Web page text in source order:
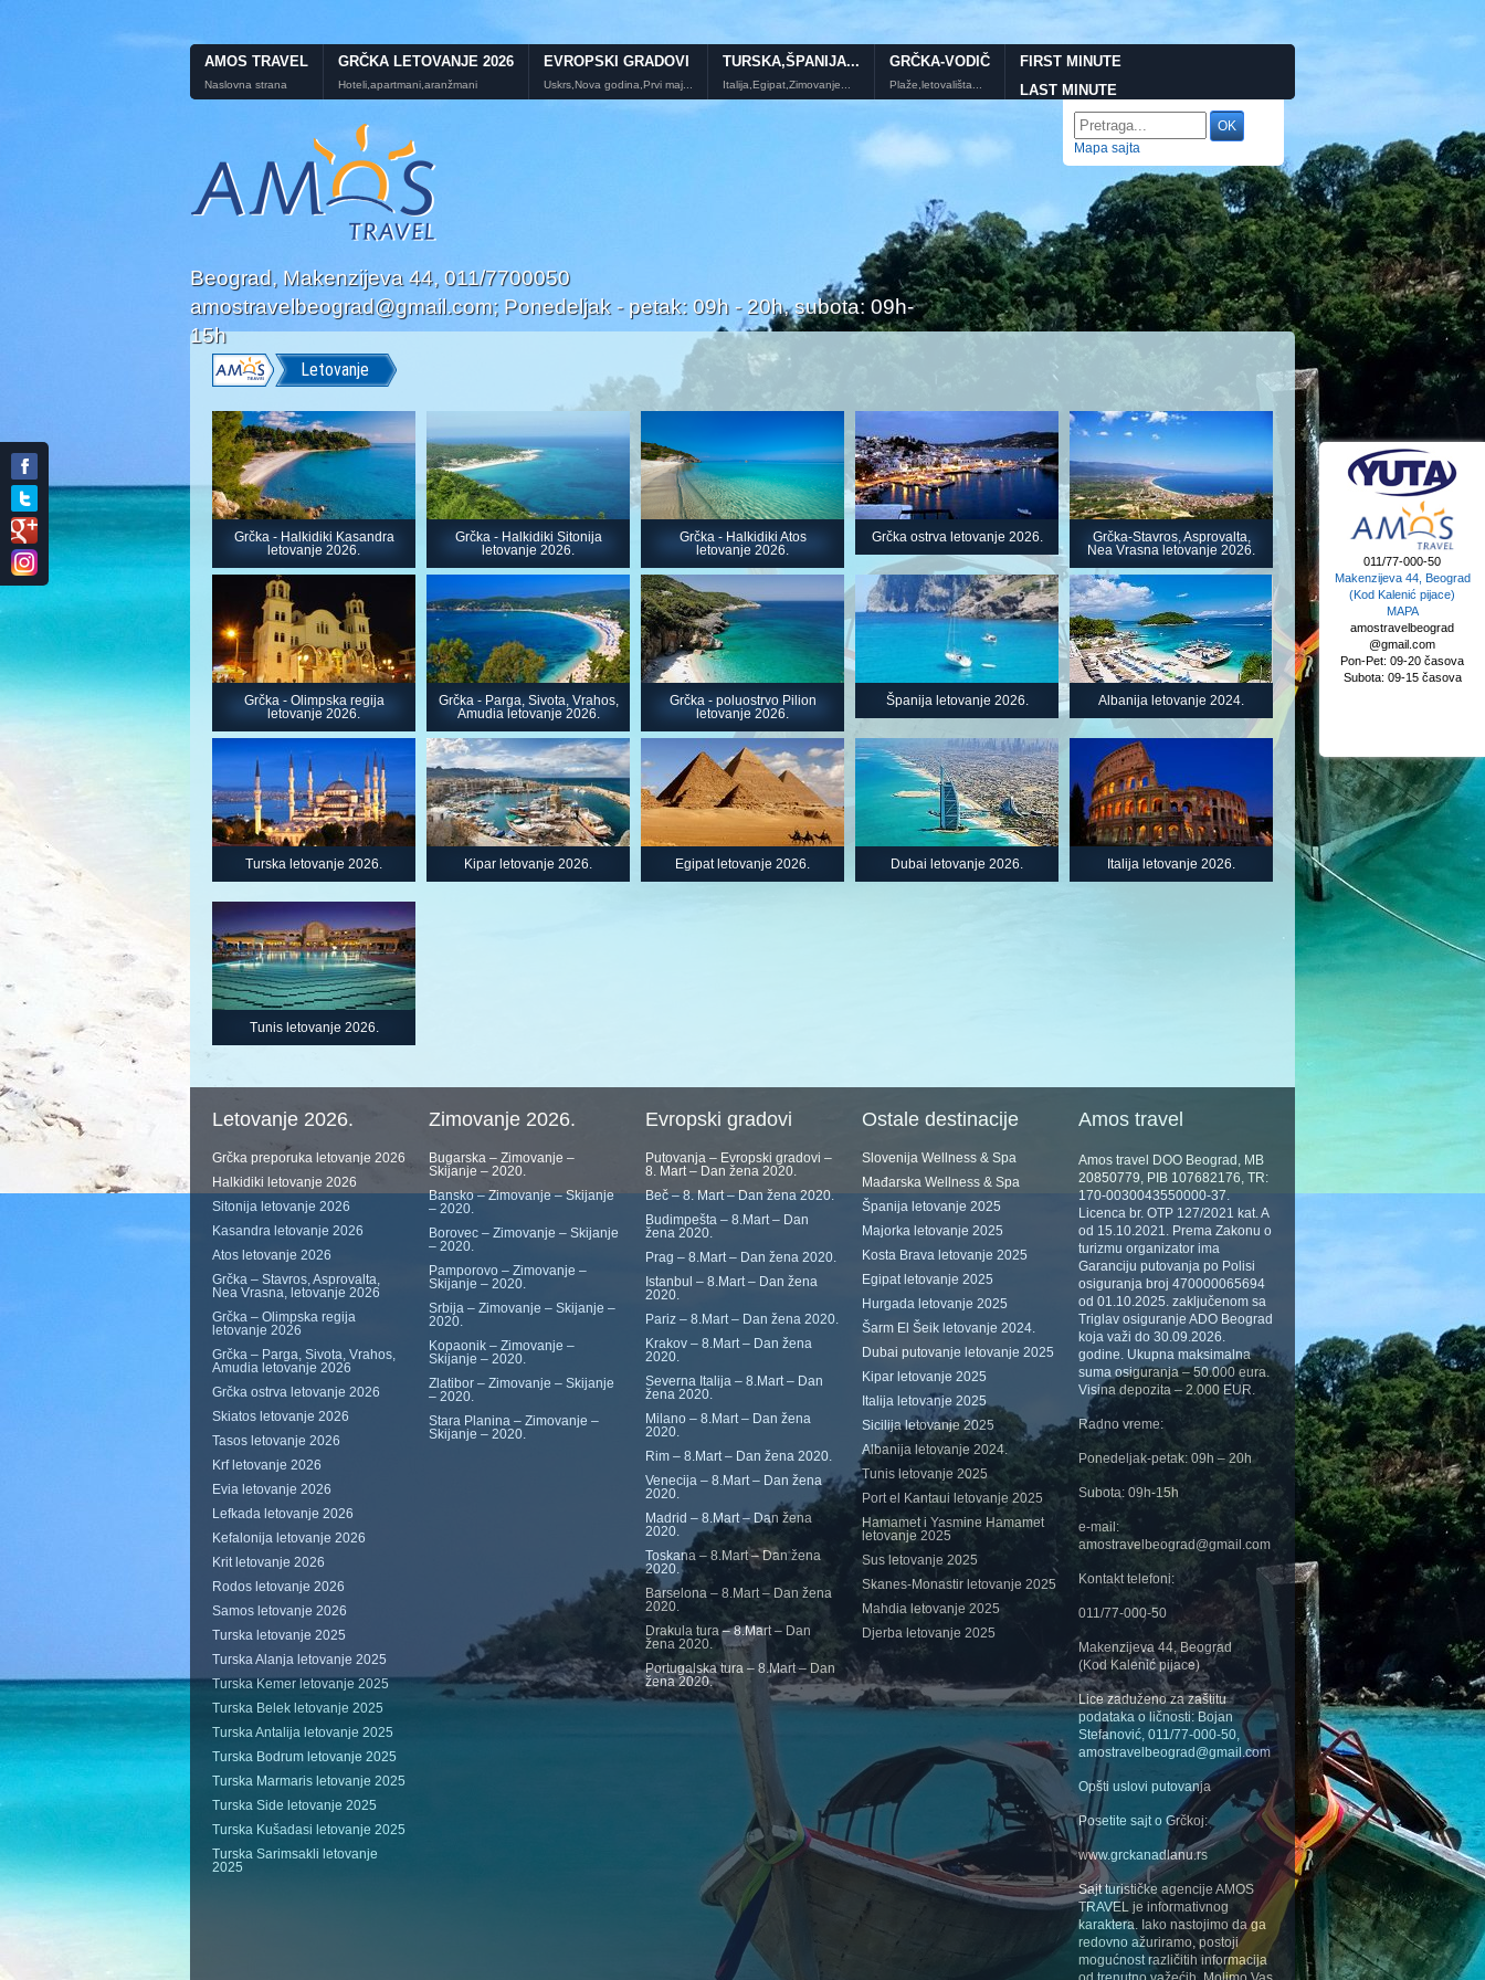
AMOS TRAVEL
Naslovna strana
GRČKA LETOVANJE 2026
Hoteli,apartmani,aranžmani
EVROPSKI GRADOVI
Uskrs,Nova godina,Prvi maj...
TURSKA,ŠPANIJA...
Italija,Egipat,Zimovanje...
GRČKA-VODIČ
Plaže,letovališta...
FIRST MINUTE
LAST MINUTE
Beograd, Makenzijeva 44, 011/7700050
amostravelbeograd@gmail.com; Ponedeljak - petak: 09h - 20h, subota: 09h-
15h
Mapa sajta
Letovanje
Grčka - Halkidiki Kasandra
letovanje 2026.
Grčka - Halkidiki Sitonija
letovanje 2026.
Grčka - Halkidiki Atos
letovanje 2026.
Grčka ostrva letovanje 2026.
Grčka-Stavros, Asprovalta,
Nea Vrasna letovanje 2026.
Grčka - Olimpska regija
letovanje 2026.
Grčka - Parga, Sivota, Vrahos,
Amudia letovanje 2026.
Grčka - poluostrvo Pilion
letovanje 2026.
Španija letovanje 2026. Albanija letovanje 2024.
Turska letovanje 2026. Kipar letovanje 2026. Egipat letovanje 2026. Dubai letovanje 2026. Italija letovanje 2026.
Tunis letovanje 2026.
Letovanje 2026.
Grčka preporuka letovanje 2026
Halkidiki letovanje 2026
Sitonija letovanje 2026
Kasandra letovanje 2026
Atos letovanje 2026
Grčka – Stavros, Asprovalta,
Nea Vrasna, letovanje 2026
Grčka – Olimpska regija
letovanje 2026
Grčka – Parga, Sivota, Vrahos,
Amudia letovanje 2026
Grčka ostrva letovanje 2026
Skiatos letovanje 2026
Tasos letovanje 2026
Krf letovanje 2026
Evia letovanje 2026
Lefkada letovanje 2026
Kefalonija letovanje 2026
Krit letovanje 2026
Rodos letovanje 2026
Samos letovanje 2026
Turska letovanje 2025
Turska Alanja letovanje 2025
Turska Kemer letovanje 2025
Turska Belek letovanje 2025
Turska Antalija letovanje 2025
Turska Bodrum letovanje 2025
Turska Marmaris letovanje 2025
Turska Side letovanje 2025
Turska Kušadasi letovanje 2025
Turska Sarimsakli letovanje
2025
Zimovanje 2026.
Bugarska – Zimovanje –
Skijanje – 2020.
Bansko – Zimovanje – Skijanje
– 2020.
Borovec – Zimovanje – Skijanje
– 2020.
Pamporovo – Zimovanje –
Skijanje – 2020.
Srbija – Zimovanje – Skijanje –
2020.
Kopaonik – Zimovanje –
Skijanje – 2020.
Zlatibor – Zimovanje – Skijanje
– 2020.
Stara Planina – Zimovanje –
Skijanje – 2020.
Evropski gradovi
Putovanja – Evropski gradovi –
8. Mart – Dan žena 2020.
Beč – 8. Mart – Dan žena 2020.
Budimpešta – 8.Mart – Dan
žena 2020.
Prag – 8.Mart – Dan žena 2020.
Istanbul – 8.Mart – Dan žena
2020.
Pariz – 8.Mart – Dan žena 2020.
Krakov – 8.Mart – Dan žena
2020.
Severna Italija – 8.Mart – Dan
žena 2020.
Milano – 8.Mart – Dan žena
2020.
Rim – 8.Mart – Dan žena 2020.
Venecija – 8.Mart – Dan žena
2020.
Madrid – 8.Mart – Dan žena
2020.
Toskana – 8.Mart – Dan žena
2020.
Barselona – 8.Mart – Dan žena
2020.
Drakula tura – 8.Mart – Dan
žena 2020.
Portugalska tura – 8.Mart – Dan
žena 2020.
Ostale destinacije
Slovenija Wellness & Spa
Mađarska Wellness & Spa
Španija letovanje 2025
Majorka letovanje 2025
Kosta Brava letovanje 2025
Egipat letovanje 2025
Hurgada letovanje 2025
Šarm El Šeik letovanje 2024.
Dubai putovanje letovanje 2025
Kipar letovanje 2025
Italija letovanje 2025
Sicilija letovanje 2025
Albanija letovanje 2024.
Tunis letovanje 2025
Port el Kantaui letovanje 2025
Hamamet i Yasmine Hamamet
letovanje 2025
Sus letovanje 2025
Skanes-Monastir letovanje 2025
Mahdia letovanje 2025
Djerba letovanje 2025
Amos travel
Amos travel DOO Beograd, MB
20850779, PIB 107682176, TR:
170-0030043550000-37.
Licenca br. OTP 127/2021 kat. A
od 15.10.2021. Prema Zakonu o
turizmu organizator ima
Garanciju putovanja po Polisi
osiguranja broj 470000065694
od 01.10.2025. zaključenom sa
Triglav osiguranje ADO Beograd
koja važi do 30.09.2026.
godine. Ukupna maksimalna
suma osiguranja – 50.000 eura.
Visina depozita – 2.000 EUR.
Radno vreme:
Ponedeljak-petak: 09h – 20h
Subota: 09h-15h
e-mail:
amostravelbeograd@gmail.com
Kontakt telefoni:
011/77-000-50
Makenzijeva 44, Beograd
(Kod Kalenić pijace)
Lice zaduženo za zaštitu
podataka o ličnosti: Bojan
Stefanović, 011/77-000-50,
amostravelbeograd@gmail.com
Opšti uslovi putovanja
Posetite sajt o Grčkoj:
www.grckanadlanu.rs
Sajt turističke agencije AMOS
TRAVEL je informativnog
karaktera. Iako nastojimo da ga
redovno ažuriramo, postoji
mogućnost različitih informacija
011/77-000-50
Makenzijeva 44, Beograd
(Kod Kalenić pijace)
MAPA
amostravelbeograd
@gmail.com
Pon-Pet: 09-20 časova
Subota: 09-15 časova